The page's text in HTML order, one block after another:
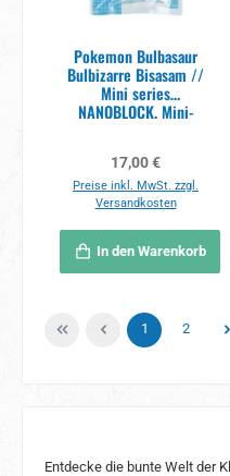
Pokemon Bulbasaur
Bulbizarre Bisasam //
Mini series
NANOBLOCK, Mini-
Regulärer Preis:
17,00 €
Preise inkl. MwSt. zzgl.
Versandkosten
In den Warenkorb
Seite
1 Seite
2
Entdecke die bunte Welt der